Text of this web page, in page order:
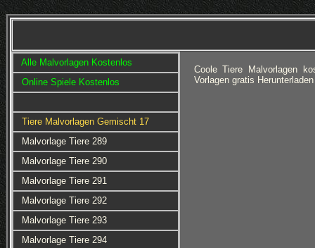
Alle Malvorlagen Kostenlos
Online Spiele Kostenlos
Tiere Malvorlagen Gemischt 17
Malvorlage Tiere 289
Malvorlage Tiere 290
Malvorlage Tiere 291
Malvorlage Tiere 292
Malvorlage Tiere 293
Malvorlage Tiere 294
Coole Tiere Malvorlagen
Vorlagen gratis